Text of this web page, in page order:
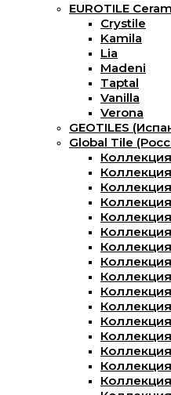
EUROTILE
Crystile
Kamila
Lia
Madeni
Taptal
Vanilla
Verona
GEOTILES
Global Tile